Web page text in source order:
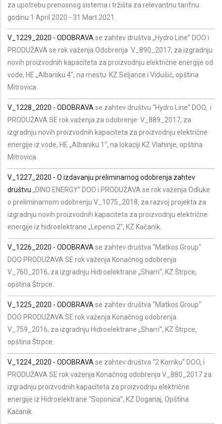
za upotrebu prenosnog sistema i tržišta za relevantnu tarifnu
godinu 1 April 2020 - 31 Mart 2021.
V_1229_2020 - ODOBRAVA se zahtev društva „Hydro Line” DOO i
PRODUŽAVA se rok važenja Odobrenja V_890_2017, za izgradnju
novih proizvodnih kapaciteta za proizvodnju električne energije od
vode, HE „Albaniku 4”, na mestu KZ Seljance i Vidušić, opština
Mitrovica.
V_1228_2020 - ODOBRAVA se zahtev društvu “Hydro Line” DOO, i
PRODUŽAVA SE rok važenja za odobrenje V_889_2017, za
izgradnju novih proizvodnih kapaciteta za proizvodnju električne
energije iz vode, HE „Albaniku 1“, na lokaciji KZ Vlahinje, opština
Mitrovica.
V_1227_2020 - O izdavanju preliminarnog odobrenja zahtev
društvu „DINO ENERGY” DOO i PRODUŽAVA se rok važenja Odluke
o preliminarnom odobrenju V_1075_2018, za razvoj projekta za
izgradnju novih proizvodnih kapaciteta za proizvodnju električne
energije iz hidroelektrane „Lepenci 2”, KZ Kačanik.
V_1226_2020 - ODOBRAVA se zahtev društva "Matkos Group"
DOO PRODUŽAVA SE rok važenja Konačnog odobrenja
V_760_2016, za izgradnju Hidroelektrane „Sharri“, KZ Štrpce,
opština Štrpce.
V_1225_2020 - ODOBRAVA se zahtev društva "Matkos Group"
DOO PRODUŽAVA SE rok važenja Konačnog odobrenja
V_759_2016, za izgradnju Hidroelektrane „Sharri“, KZ Štrpce,
opština Štrpce.
V_1224_2020 - ODOBRAVA se zahtev društva “2 Korriku” DOO, i
PRODUŽAVA SE rok važenja Konačnog odobrenja V_880_2017 za
izgradnju proizvodnih kapaciteta za proizvodnju električne
energije iz Hidroelektrane “Soponica”, KZ Doganaj, Opština
Kačanik.